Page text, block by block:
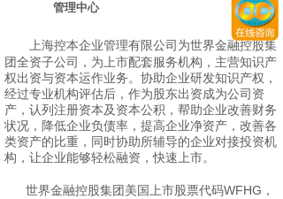
管理中心
上海控本企业管理有限公司为世界金融控股集
团全资子公司，为上市配套服务机构，主营知识产
权出资与资本运作业务。协助企业研发知识产权，
经过专业机构评估后，作为股东出资成为公司资
产，认列注册资本及资本公积，帮助企业改善财务
状况，降低企业负债率，提高企业净资产，改善各
类资产的比重，同时协助所辅导的企业对接投资机
构，让企业能够轻松融资，快速上市。
世界金融控股集团美国上市股票代码WFHG，